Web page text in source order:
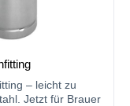
– leicht zu
Jetzt für Brauer